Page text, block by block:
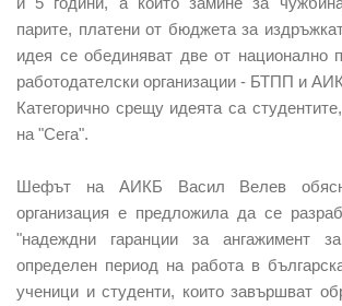
парите, платени от бюджета за
идея се обединяват две от национално
работодателски организации - БТПП и
Категорично срещу идеята са
на "Сега".
Шефът на АИКБ Васил Велев
организация е предложила да се
"надеждни гаранции за ангажимент
определен период на работа в
ученици и студенти, които завършват